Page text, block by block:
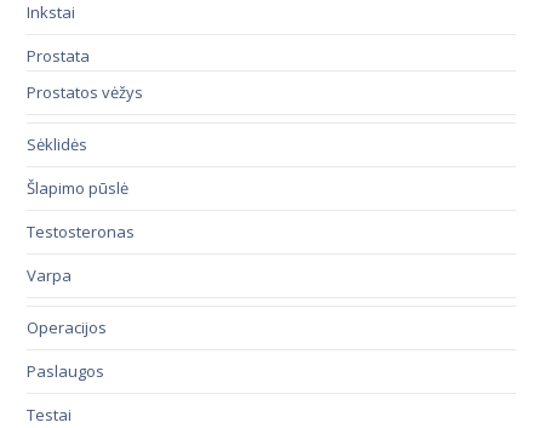
Inkstai
Prostata
Prostatos vėžys
Sėklidės
Šlapimo pūslė
Testosteronas
Varpa
Operacijos
Paslaugos
Testai